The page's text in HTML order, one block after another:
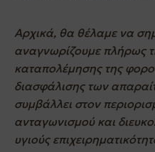
Αρχικά, θα θέλαμε να
αναγνωρίζουμε πλήρως
καταπολέμησης της
διασφάλισης των
συμβάλλει στον
ανταγωνισμού και
υγιούς